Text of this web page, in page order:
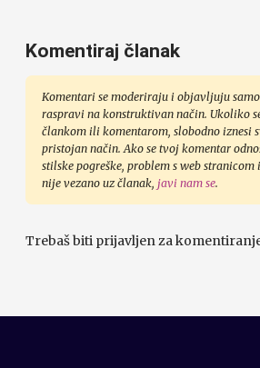
Komentiraj članak
Komentari se moderiraju i objavljuju
raspravi na konstruktivan način. Ukoliko
člankom ili komentarom, slobodno iznesi
pristojan način. Ako se tvoj komentar
stilske pogreške, problem s web
nije vezano uz članak, javi nam se.
Trebaš biti prijavljen za